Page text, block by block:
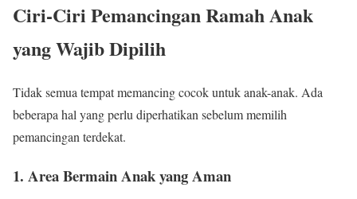
Ciri-Ciri Pemancingan Ramah Anak
yang Wajib Dipilih
Tidak semua tempat memancing cocok untuk anak-anak. Ada
beberapa hal yang perlu diperhatikan sebelum memilih
pemancingan terdekat.
1. Area Bermain Anak yang Aman